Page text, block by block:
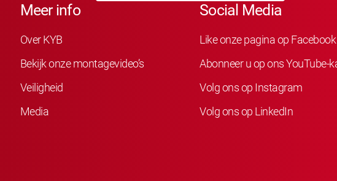
Meer info
Over KYB
Bekijk onze montagevideo’s
Veiligheid
Media
Social Media
Like onze pagina op Facebook
Abonneer u op ons YouTube-
Volg ons op Instagram
Volg ons op LinkedIn